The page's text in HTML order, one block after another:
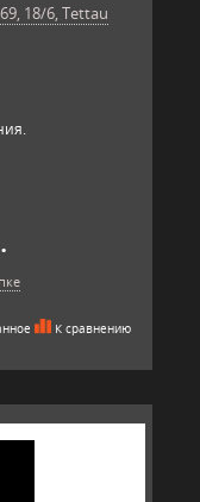
18/6, Tettau
К сравнению